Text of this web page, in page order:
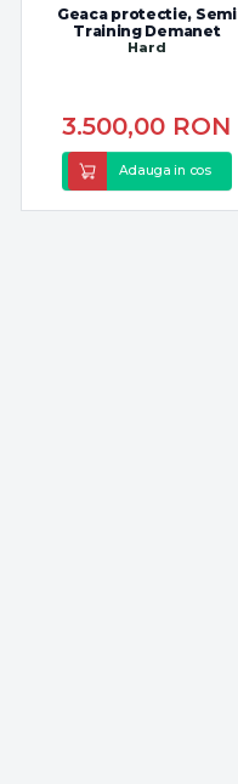
Geaca protectie, Semi
Training Demanet
Hard
3.500,00 RON
Adauga in cos